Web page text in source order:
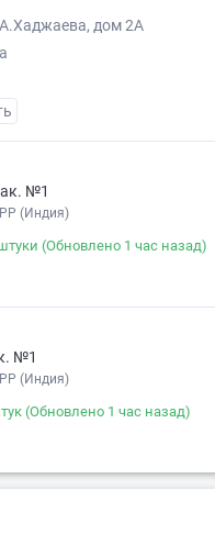
А.Хаджаева, дом 2А
XX
№1
(Индия)
(Обновлено 1 час назад)
№1
(Индия)
(Обновлено 1 час назад)